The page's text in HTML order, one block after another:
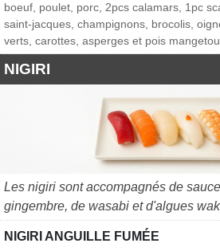
boeuf, poulet, porc, 2pcs calamars, 1pc
saint-jacques, champignons, brocolis,
verts, carottes, asperges et pois
NIGIRI
Les nigiri sont accompagnés de
gingembre, de wasabi et d'algues
NIGIRI ANGUILLE FUMÉE